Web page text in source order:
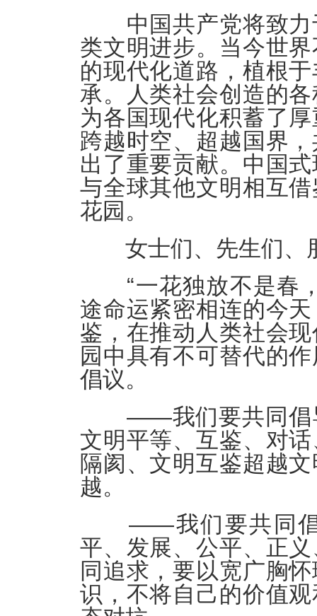
中国共产党将致力
类文明进步。当今世
的现代化道路，植根
承。人类社会创造的
为各国现代化积蓄了
跨越时空、超越国界
出了重要贡献。中国
与全球其他文明相互
花园。
女士们、先生们、
“一花独放不是春，
途命运紧密相连的今
鉴，在推动人类社会
园中具有不可替代的
倡议。
——我们要共同倡导
文明平等、互鉴、对
隔阂、文明互鉴超越
越。
——我们要共同倡
平、发展、公平、正
同追求，要以宽广胸
识，不将自己的价值